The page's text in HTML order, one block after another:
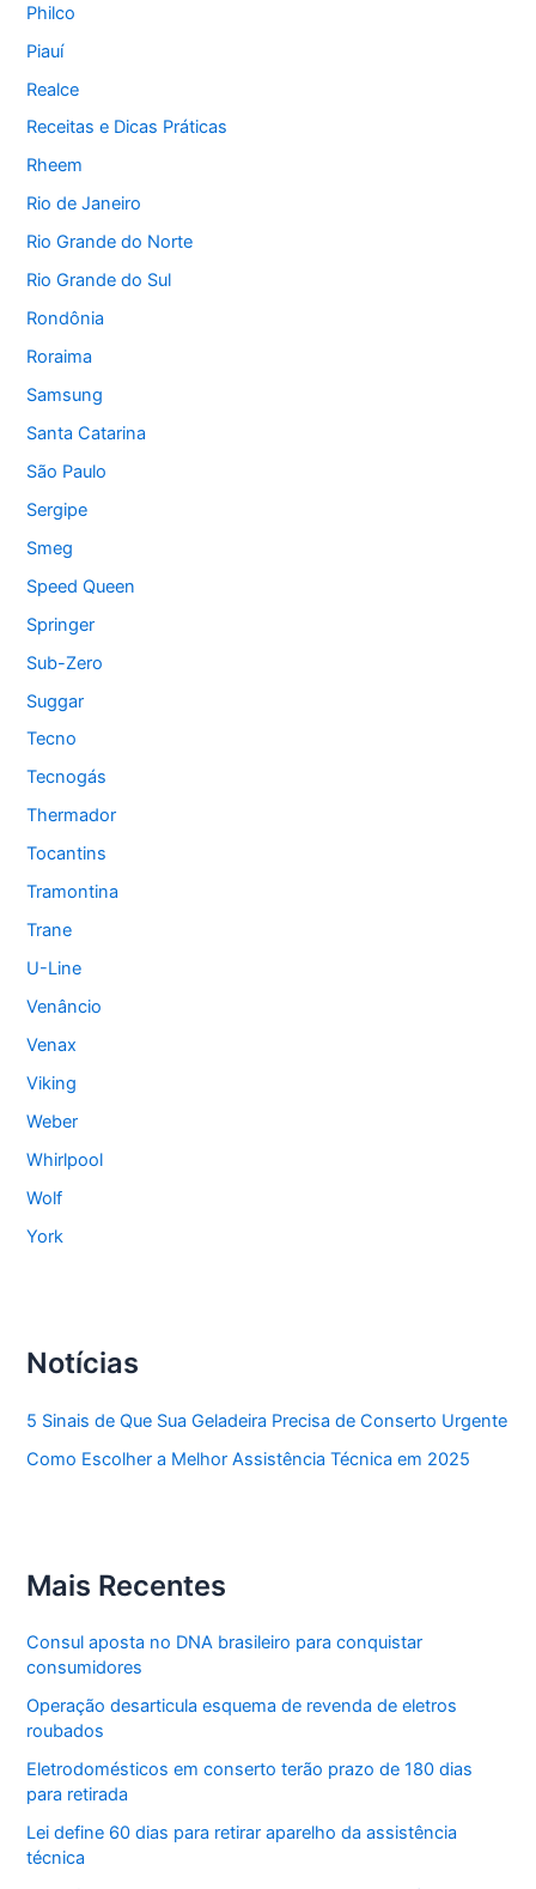
Philco
Piauí
Realce
Receitas e Dicas Práticas
Rheem
Rio de Janeiro
Rio Grande do Norte
Rio Grande do Sul
Rondônia
Roraima
Samsung
Santa Catarina
São Paulo
Sergipe
Smeg
Speed Queen
Springer
Sub-Zero
Suggar
Tecno
Tecnogás
Thermador
Tocantins
Tramontina
Trane
U-Line
Venâncio
Venax
Viking
Weber
Whirlpool
Wolf
York
Notícias
5 Sinais de Que Sua Geladeira Precisa de Conserto Urgente
Como Escolher a Melhor Assistência Técnica em 2025
Mais Recentes
Consul aposta no DNA brasileiro para conquistar
consumidores
Operação desarticula esquema de revenda de eletros
roubados
Eletrodomésticos em conserto terão prazo de 180 dias
para retirada
Lei define 60 dias para retirar aparelho da assistência
técnica